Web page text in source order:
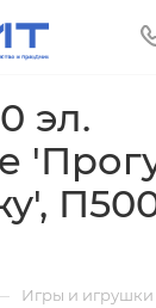
эл.
Игры и игрушки